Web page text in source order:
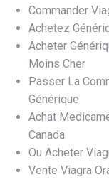
Commander
Achetez
Acheter
Moins Cher
Passer La
Générique
Achat
Canada
Ou Acheter
Vente Viagra